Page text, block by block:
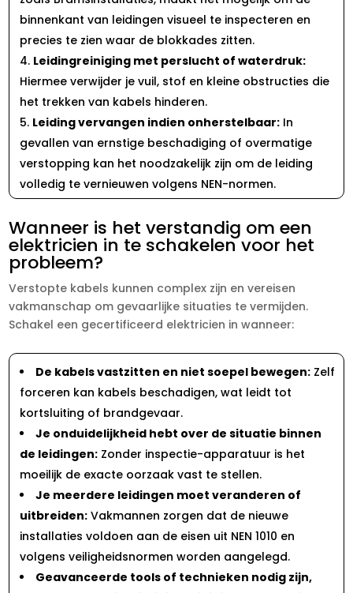
binnenkant van leidingen visueel te inspecteren en
precies te zien waar de blokkades zitten.​
Leidingreiniging met perslucht of waterdruk:
Hiermee verwijder je vuil, stof en kleine obstructies die
het trekken van kabels hinderen.​
Leiding vervangen indien onherstelbaar: In
gevallen van ernstige beschadiging of overmatige
verstopping kan het noodzakelijk zijn om de leiding
volledig te vernieuwen volgens NEN-normen.​
Wanneer is het verstandig om een
elektricien in te schakelen voor het
probleem?
Verstopte kabels kunnen complex zijn en vereisen
vakmanschap om gevaarlijke situaties te vermijden.​
Schakel een gecertificeerd elektricien in wanneer:
De kabels vastzitten en niet soepel bewegen: Zelf
forceren kan kabels beschadigen, wat leidt tot
kortsluiting of brandgevaar.​
Je onduidelijkheid hebt over de situatie binnen
de leidingen: Zonder inspectie-apparatuur is het
moeilijk de exacte oorzaak vast te stellen.​
Je meerdere leidingen moet veranderen of
uitbreiden: Vakmannen zorgen dat de nieuwe
installaties voldoen aan de eisen uit NEN 1010 en
volgens veiligheidsnormen worden aangelegd.​
Geavanceerde tools of technieken nodig zijn,